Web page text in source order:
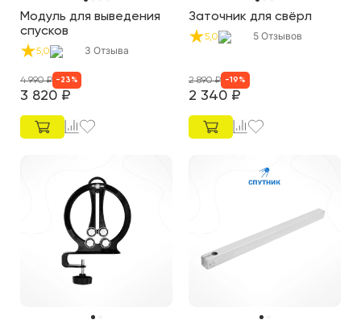
Модуль для выведения
спусков
5,0 3 Отзыва
3 820 ₽
4 990₽ - 23 %
Заточник для свёрл
5,0 5 Отзывов
2 340 ₽
2 890₽ -19 %